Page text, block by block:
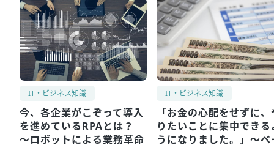
IT・ビジネス知識
今、各企業がこぞって導入
を進めているRPAとは？
～ロボットによる業務革命
IT・ビジネス知識
「お金の心配をせずに、
りたいことに集中できる
うになりました。」～ベ